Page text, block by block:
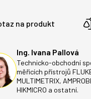
na produkt
Ing. Ivana Pallová
Technicko-obchodní
měřicích přístrojů
MULTIMETRIX,
HIKMICRO a ostatní.